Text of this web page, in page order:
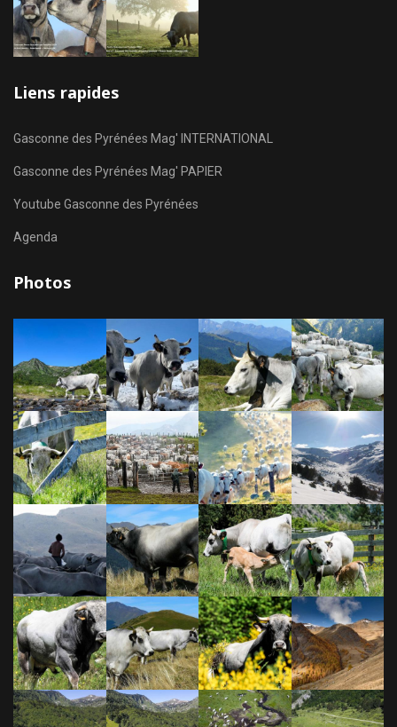
Liens rapides
Gasconne des Pyrénées Mag' INTERNATIONAL
Gasconne des Pyrénées Mag' PAPIER
Youtube Gasconne des Pyrénées
Agenda
Photos